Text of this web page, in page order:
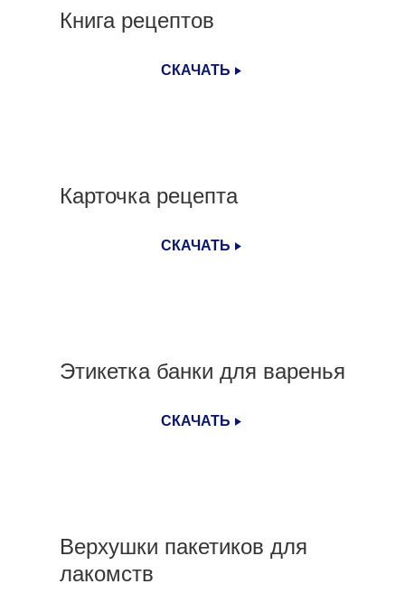
Книга рецептов
СКАЧАТЬ
Карточка рецепта
СКАЧАТЬ
Этикетка банки для варенья
СКАЧАТЬ
Верхушки пакетиков для
лакомств